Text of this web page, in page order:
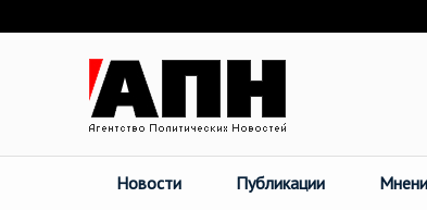
Новости Публикации